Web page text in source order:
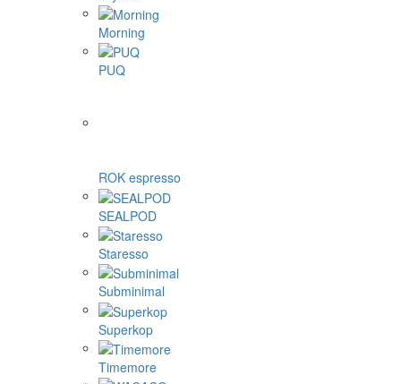
Morning
PUQ
ROK espresso
SEALPOD
Staresso
Subminimal
Superkop
Timemore